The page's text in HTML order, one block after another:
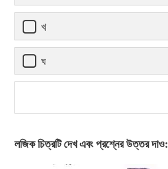
খ
ঘ
লজিক চিত্রটি দেখ এবং প্রশ্নের উত্তর দাও: